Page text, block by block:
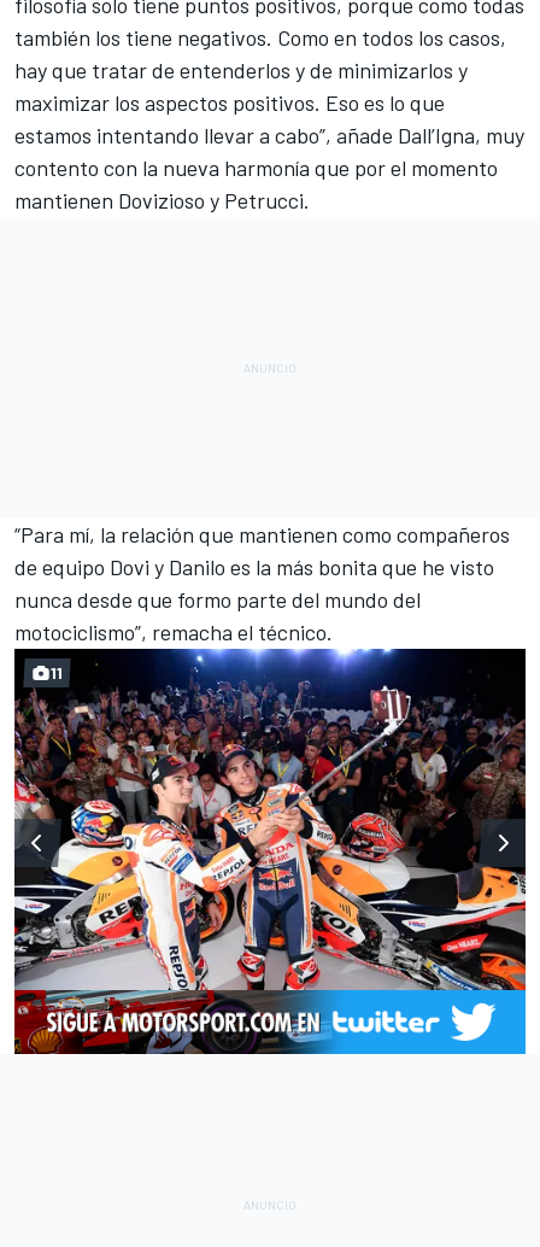
también los tiene negativos. Como en todos los casos,
hay que tratar de entenderlos y de minimizarlos y
maximizar los aspectos positivos. Eso es lo que
estamos intentando llevar a cabo”, añade Dall’Igna, muy
contento con la nueva harmonía que por el momento
mantienen Dovizioso y Petrucci.
“Para mí, la relación que mantienen como compañeros
de equipo Dovi y Danilo es la más bonita que he visto
nunca desde que formo parte del mundo del
motociclismo”, remacha el técnico.
11